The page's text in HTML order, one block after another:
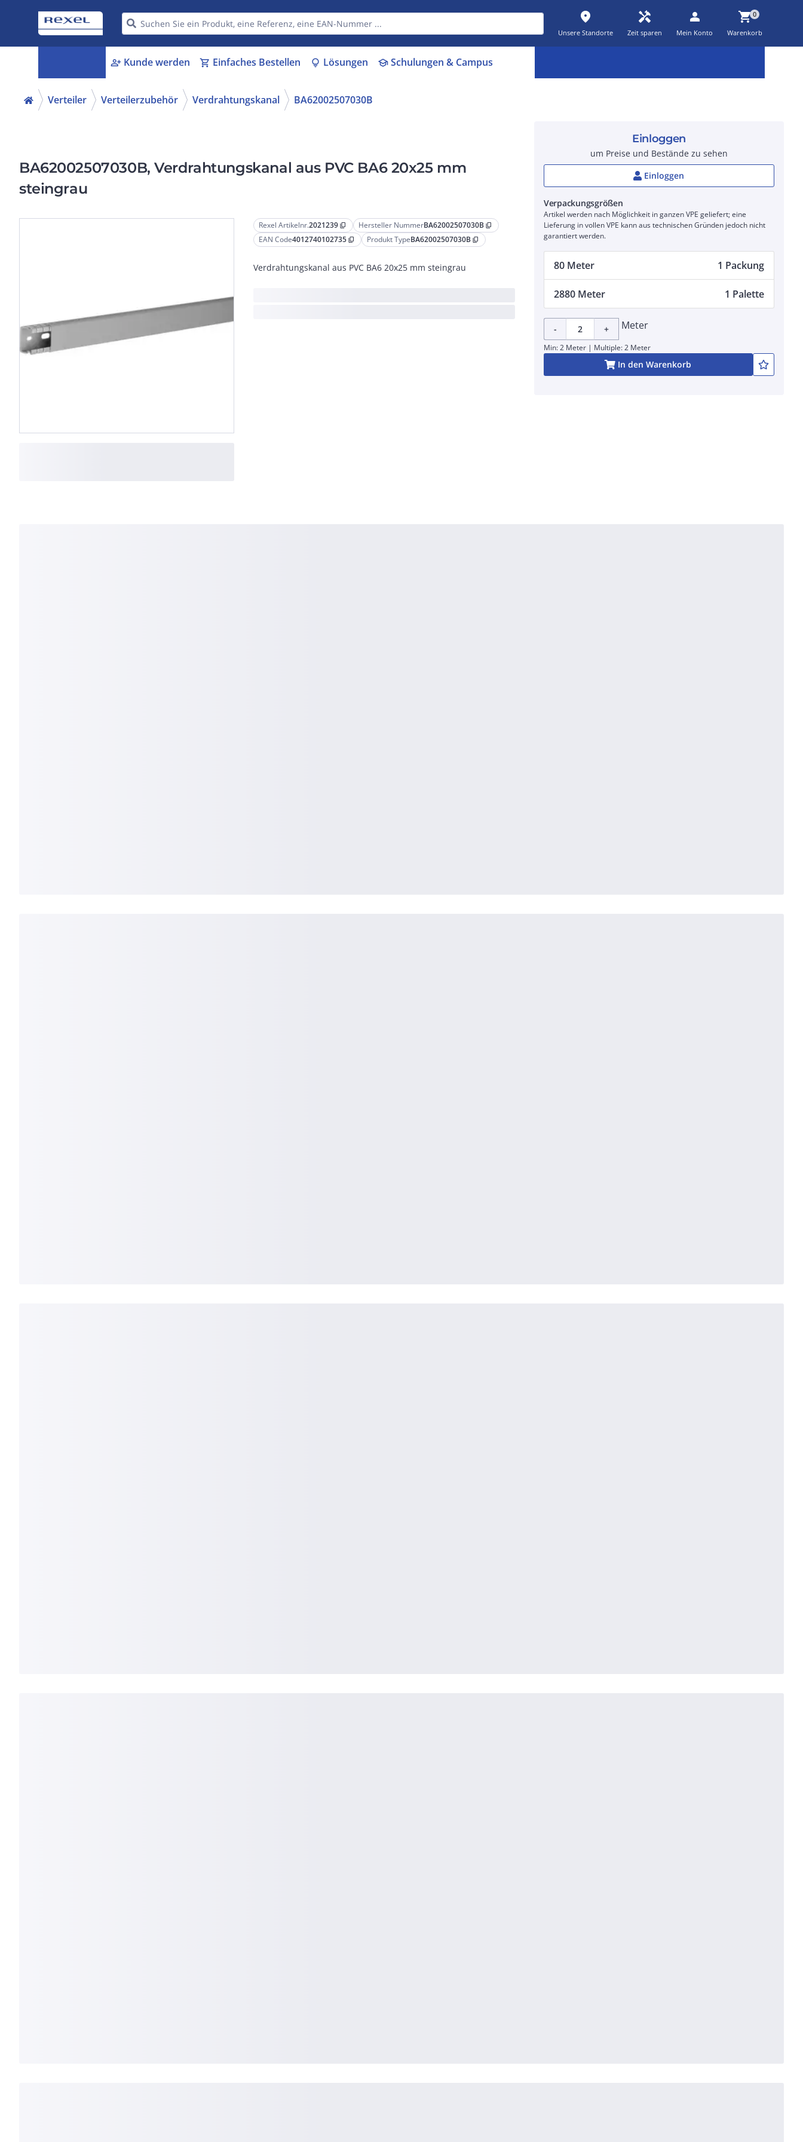
place
Unsere Standorte
handyman
Zeit sparen
person
Mein Konto
shopping_cart0
Warenkorb
person_add Kunde werden shopping_cart Einfaches Bestellen lightbulb Lösungen schoolSchulungen & Campus
Verteiler Verteilerzubehör Verdrahtungskanal BA62002507030B
BA62002507030B, Verdrahtungskanal aus PVC BA6 20x25 mm
steingrau
Rexel Artikelnr.2021239 content_copy Hersteller NummerBA62002507030B content_copy
EAN Code4012740102735 content_copy Produkt TypeBA62002507030B content_copy
Verdrahtungskanal aus PVC BA6 20x25 mm steingrau
Einloggen
um Preise und Bestände zu sehen
Einloggen
Verpackungsgrößen
Artikel werden nach Möglichkeit in ganzen VPE geliefert; eine
Lieferung in vollen VPE kann aus technischen Gründen jedoch nicht
garantiert werden.
80 Meter 1 Packung
2880 Meter 1 Palette
- + Meter
Min: 2 Meter | Multiple: 2 Meter
In den Warenkorb